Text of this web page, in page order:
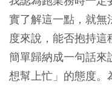
實了解這一點，就無
度來說，能否抱持這
簡單歸納成一句話來
想幫上忙」的態度。